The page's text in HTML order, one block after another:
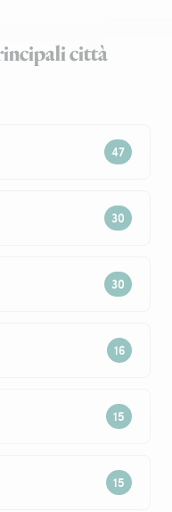
città